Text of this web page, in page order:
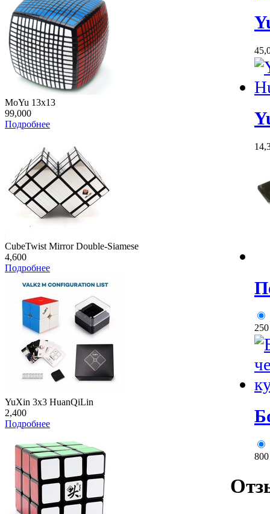
MoYu 13x13
99,000
Подробнее
CubeTwist Mirror Double-Siamese
4,600
Подробнее
YuXin 3x3 HuanQiLin
2,400
Подробнее